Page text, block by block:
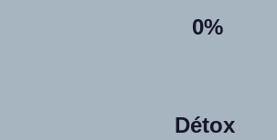
0%
Détox